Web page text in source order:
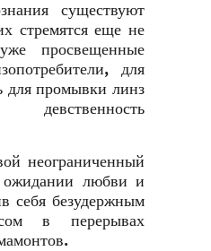
существуют
стремятся еще не
просвещенные
для
для промывки линз
неограниченный
ожидании любви и
себя безудержным
в перерывах